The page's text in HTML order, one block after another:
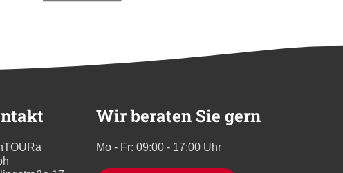
Wir beraten Sie gern
Mo - Fr: 09:00 - 17:00 Uhr